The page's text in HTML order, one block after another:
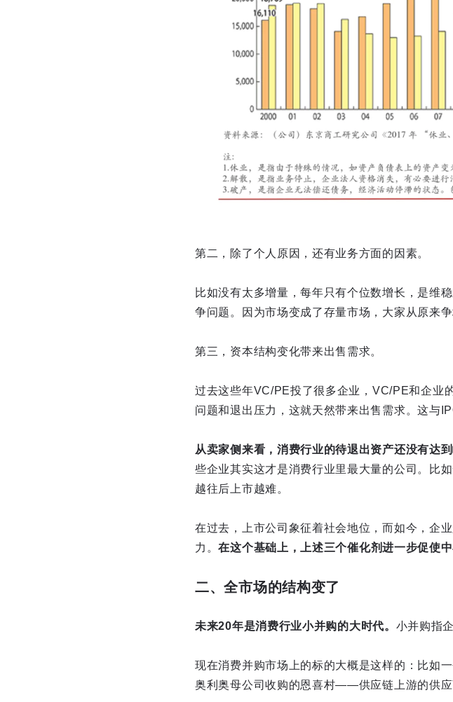
第二，除了个人原因，还有业务方面的因素。
比如没有太多增量，每年只有个位数增长，是维
争问题。因为市场变成了存量市场，大家从原来
第三，资本结构变化带来出售需求。
过去这些年VC/PE投了很多企业，VC/PE和企业
问题和退出压力，这就天然带来出售需求。这与
从卖家侧来看，消费行业的待退出资产还没有达
些企业其实这才是消费行业里最大量的公司。比
越往后上市越难。
在过去，上市公司象征着社会地位，而如今，企
力。在这个基础上，上述三个催化剂进一步促使
二、全市场的结构变了
未来20年是消费行业小并购的大时代。 小并购指
现在消费并购市场上的标的大概是这样的：比如
奥利奥母公司收购的恩喜村——供应链上游的供应